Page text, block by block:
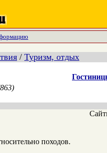
/ Туризм, отдых
походов.